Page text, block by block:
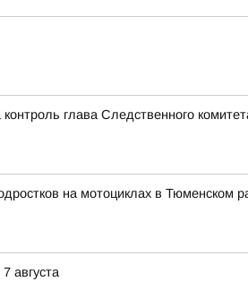
глава Следственного
на мотоциклах в Тюменском
августа